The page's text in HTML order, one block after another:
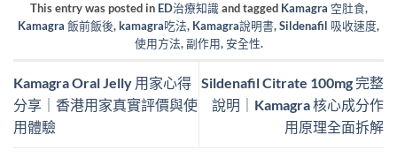
This entry was posted in ED治療知識 and tagged Kamagra 空肚食,
Kamagra 飯前飯後,kamagra吃法, Kamagra說明書,Sildenafil 吸收速度,
使用方法,副作用,安全性.
Kamagra Oral Jelly 用家心得
分享｜香港用家真實評價與使
用體驗
Sildenafil Citrate 100mg 完整
說明｜Kamagra 核心成分作
用原理全面拆解